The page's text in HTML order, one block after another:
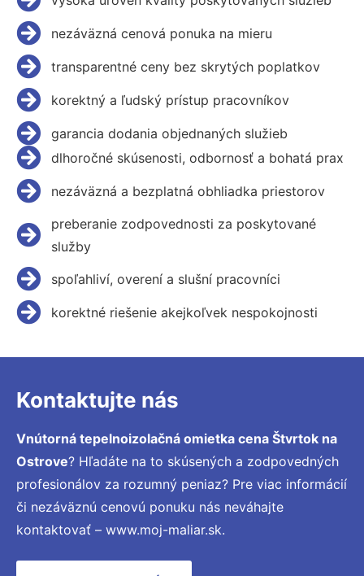
nezáväzná cenová ponuka na mieru
transparentné ceny bez skrytých poplatkov
korektný a ľudský prístup pracovníkov
garancia dodania objednaných služieb
dlhoročné skúsenosti, odbornosť a bohatá prax
nezáväzná a bezplatná obhliadka priestorov
preberanie zodpovednosti za poskytované
služby
spoľahliví, overení a slušní pracovníci
korektné riešenie akejkoľvek nespokojnosti
Kontaktujte nás
Vnútorná tepelnoizolačná omietka cena Štvrtok na
Ostrove? Hľadáte na to skúsených a zodpovedných
profesionálov za rozumný peniaz? Pre viac informácií
či nezáväznú cenovú ponuku nás neváhajte
kontaktovať – www.moj-maliar.sk.